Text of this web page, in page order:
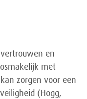
en
met
zorgen voor een
(Hogg,